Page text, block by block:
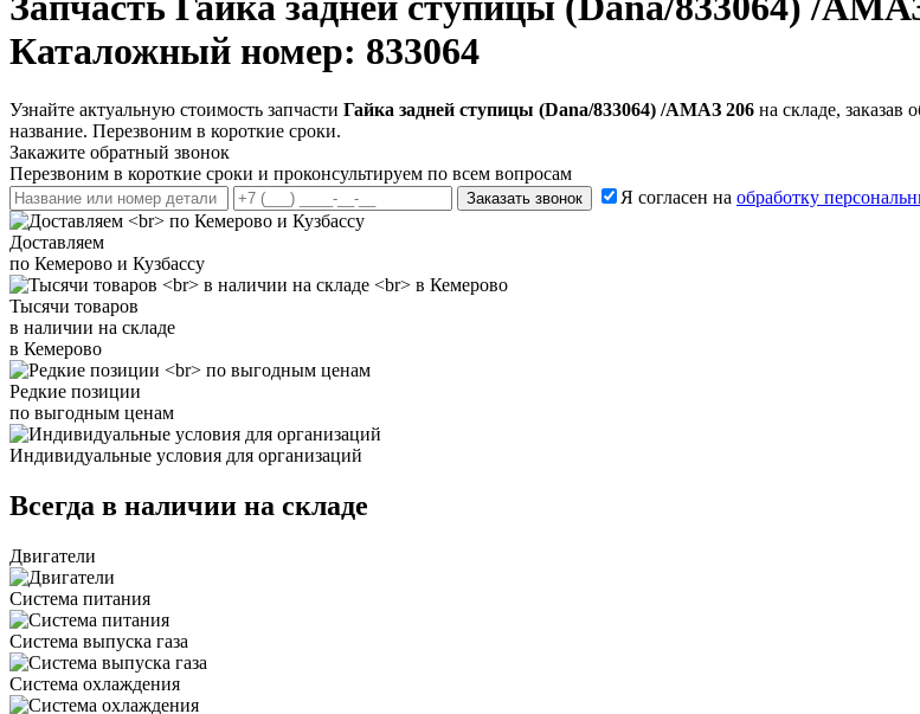
Каталожный номер: 833064
Узнайте актуальную стоимость запчасти Гайка задней ступицы (Dana/833064) /АМАЗ 206 на складе,
название. Перезвоним в короткие сроки.
Закажите обратный звонок
Перезвоним в короткие сроки и проконсультируем по всем вопросам
Заказать звонок Я согласен на обработку
Доставляем
по Кемерово и Кузбассу
Тысячи товаров
в наличии на складе
в Кемерово
Редкие позиции
по выгодным ценам
Индивидуальные условия для организаций
Всегда в наличии на складе
Двигатели
Система питания
Система выпуска газа
Система охлаждения